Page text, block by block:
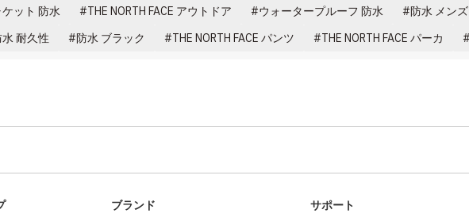
ケット 防水 THE NORTH FACE アウトドア ウォータープルーフ 防水 防水 メンズ
耐久性 防水 ブラック THE NORTH FACE パンツ THE NORTH FACE パーカ
ブランド サポート